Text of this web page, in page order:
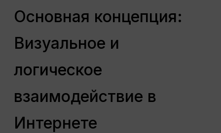
Основная концепция:
Визуальное и
логическое
взаимодействие в
Интернете